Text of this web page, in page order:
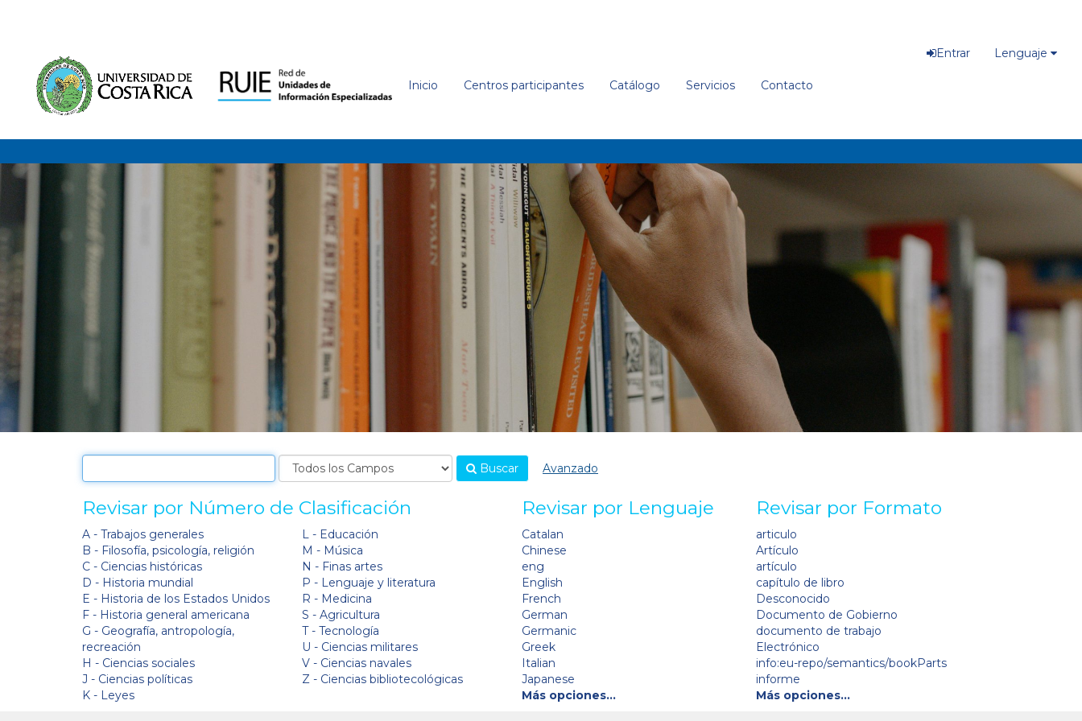
Inicio Centros participantes Catálogo Servicios Contacto
Entrar Lenguaje
Buscar Avanzado
Revisar por Número de Clasificación
A - Trabajos generales
B - Filosofía, psicología, religión
C - Ciencias históricas
D - Historia mundial
E - Historia de los Estados Unidos
F - Historia general americana
G - Geografía, antropología,
recreación
H - Ciencias sociales
J - Ciencias políticas
K - Leyes
L - Educación
M - Música
N - Finas artes
P - Lenguaje y literatura
R - Medicina
S - Agricultura
T - Tecnología
U - Ciencias militares
V - Ciencias navales
Z - Ciencias bibliotecológicas
Revisar por Lenguaje
Catalan
Chinese
eng
English
French
German
Germanic
Greek
Italian
Japanese
Más opciones…
Revisar por Formato
articulo
Artículo
artículo
capítulo de libro
Desconocido
Documento de Gobierno
documento de trabajo
Electrónico
info:eu-repo/semantics/bookParts
informe
Más opciones…